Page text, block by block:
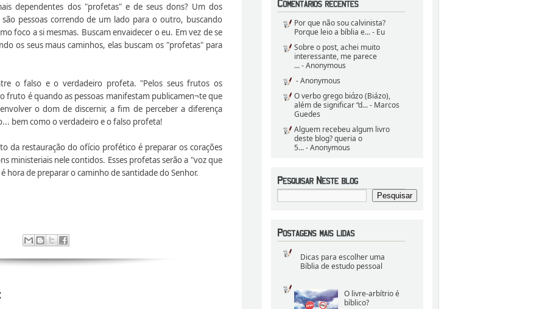
Por que não sou calvinista?
Porque leio a bíblia e...- Eu
Sobre o post, achei muito
interessante, me parece
...- Anonymous
- Anonymous
O verbo grego biάzo (Biázo),
além de significar “d...- Marcos
Guedes
Alguem recebeu algum livro
deste blog? queria o
5...- Anonymous
Dicas para escolher uma
Bíblia de estudo pessoal
O livre-arbítrio é
bíblico?
dependentes dos "profetas" e de seus dons? Um dos
pessoas correndo de um lado para o outro, buscando
foco a si mesmas. Buscam envaidecer o eu. Em vez de se
os seus maus caminhos, elas buscam os "profetas" para
o falso e o verdadeiro profeta. "Pelos seus frutos os
fruto é quando as pessoas manifestam publicamen¬te que
o dom de discernir, a fim de perceber a diferença
bem como o verdadeiro e o falso profeta!
da restauração do ofício profético é preparar os corações
ministeriais nele contidos. Esses profetas serão a "voz que
hora de preparar o caminho de santidade do Senhor.